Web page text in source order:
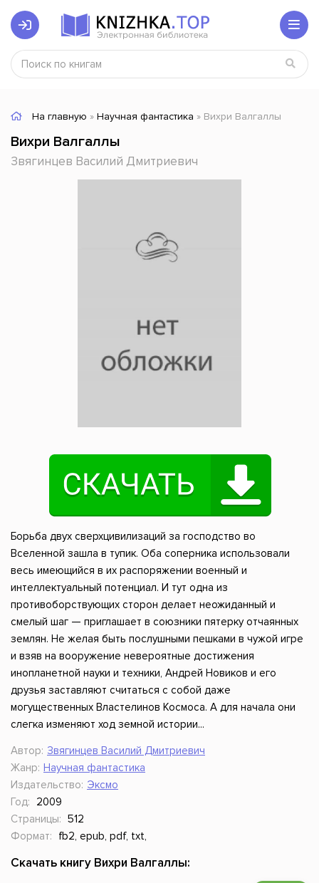
На главную » Научная фантастика » Вихри Валгаллы
Вихри Валгаллы
Звягинцев Василий Дмитриевич
Борьба двух сверхцивилизаций за господство во
Вселенной зашла в тупик. Оба соперника использовали
весь имеющийся в их распоряжении военный и
интеллектуальный потенциал. И тут одна из
противоборствующих сторон делает неожиданный и
смелый шаг — приглашает в союзники пятерку отчаянных
землян. Не желая быть послушными пешками в чужой игре
и взяв на вооружение невероятные достижения
инопланетной науки и техники, Андрей Новиков и его
друзья заставляют считаться с собой даже
могущественных Властелинов Космоса. А для начала они
слегка изменяют ход земной истории...
Автор: Звягинцев Василий Дмитриевич
Жанр: Научная фантастика
Издательство: Эксмо
Год:
2009
Страницы: 512
Формат:
fb2, epub, pdf, txt,
Скачать книгу Вихри Валгаллы: